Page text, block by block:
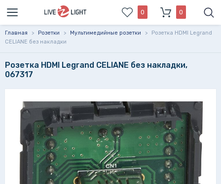
0 0
Главная > Розетки > Мультимедийные розетки >
Розетка HDMI Legrand
CELIANE без накладки
Розетка HDMI Legrand CELIANE без накладки,
067317